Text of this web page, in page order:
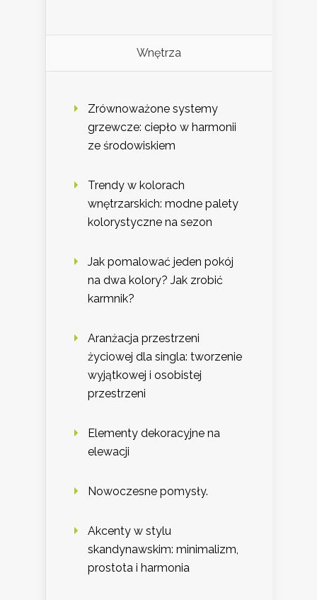
Wnętrza
Zrównoważone systemy
grzewcze: ciepło w harmonii
ze środowiskiem
Trendy w kolorach
wnętrzarskich: modne palety
kolorystyczne na sezon
Jak pomalować jeden pokój
na dwa kolory? Jak zrobić
karmnik?
Aranżacja przestrzeni
życiowej dla singla: tworzenie
wyjątkowej i osobistej
przestrzeni
Elementy dekoracyjne na
elewacji
Nowoczesne pomysły.
Akcenty w stylu
skandynawskim: minimalizm,
prostota i harmonia